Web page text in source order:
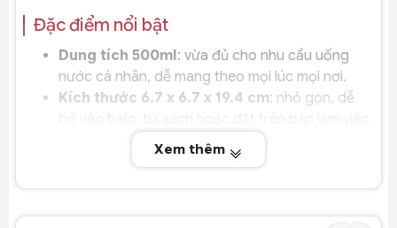
Đặc điểm nổi bật
Dung tích 500ml: vừa đủ cho nhu cầu uống
nước cá nhân, dễ mang theo mọi lúc mọi nơi.
Kích thước 6.7 x 6.7 x 19.4 cm: nhỏ gọn, dễ
Nguyên liệu PET/PP cao cấp
: an toàn cho sức
khỏe, không chứa BPA, bền bỉ và dễ vệ sinh.
Xem thêm